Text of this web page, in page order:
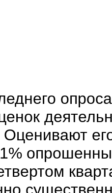
Оценивают